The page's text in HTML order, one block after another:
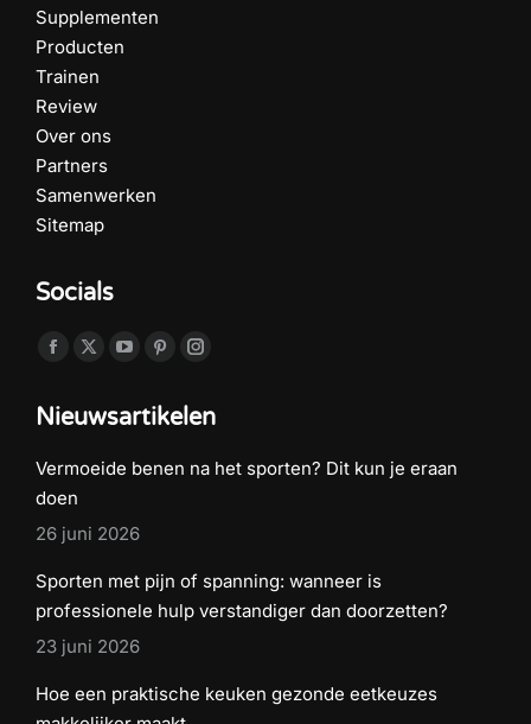
Supplementen
Producten
Trainen
Review
Over ons
Partners
Samenwerken
Sitemap
Socials
Vind ons op:
Facebook
opens
new
X
opens
new
YouTube
opens
new
Pinterest
opens
new
Instagram
opens
new
Nieuwsartikelen
Vermoeide benen na het sporten? Dit kun je eraan
doen
26 juni 2026
Sporten met pijn of spanning: wanneer is
professionele hulp verstandiger dan doorzetten?
23 juni 2026
Hoe een praktische keuken gezonde eetkeuzes